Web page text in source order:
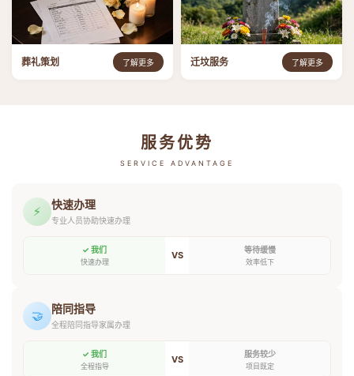
葬礼策划 了解更多 迁坟服务 了解更多
服务优势
SERVICE ADVANTAGE
⚡ 快速办理
专业人员协助快速办理
✓ 我们
快速办理
VS 等待缓慢
效率低下
🤝 陪同指导
全程陪同指导家属办理
✓ 我们
全程指导
VS 服务较少
项目既定